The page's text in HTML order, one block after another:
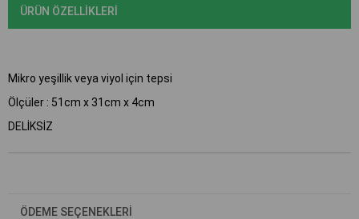
ÜRÜN ÖZELLIKLERI
Mikro yeşillik veya viyol için tepsi
Ölçüler : 51cm x 31cm x 4cm
DELİKSİZ
ÖDEME SEÇENEKLERI